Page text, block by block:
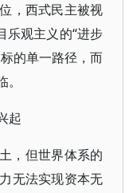
，西式民主被视
观主义的“进步
的单一路径，而
起
，但世界体系的
无法实现资本无